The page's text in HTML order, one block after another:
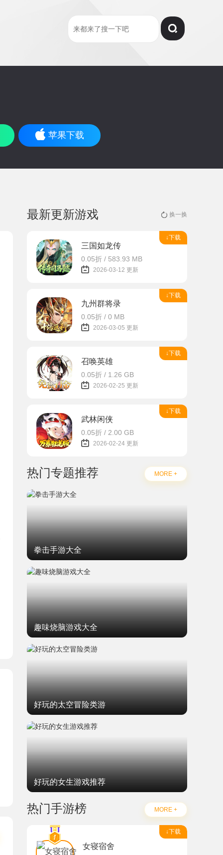
苹果下载
最新更新游戏 换一换
↓下载
三国如龙传
0.05折 / 583.93 MB
2026-03-12 更新
↓下载
九州群将录
0.05折 / 0 MB
2026-03-05 更新
↓下载
召唤英雄
0.05折 / 1.26 GB
2026-02-25 更新
↓下载
武林闲侠
0.05折 / 2.00 GB
2026-02-24 更新
热门专题推荐 MORE +
拳击手游大全
趣味烧脑游戏大全
好玩的太空冒险类游
好玩的女生游戏推荐
热门手游榜 MORE +
↓下载
女寝宿舍